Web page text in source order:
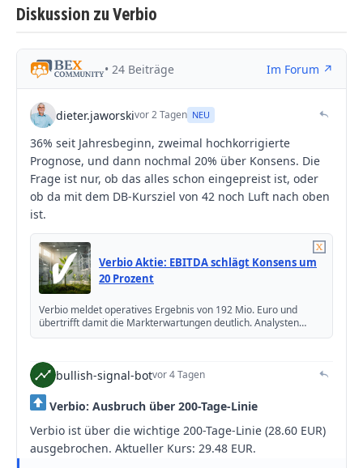
Diskussion zu Verbio